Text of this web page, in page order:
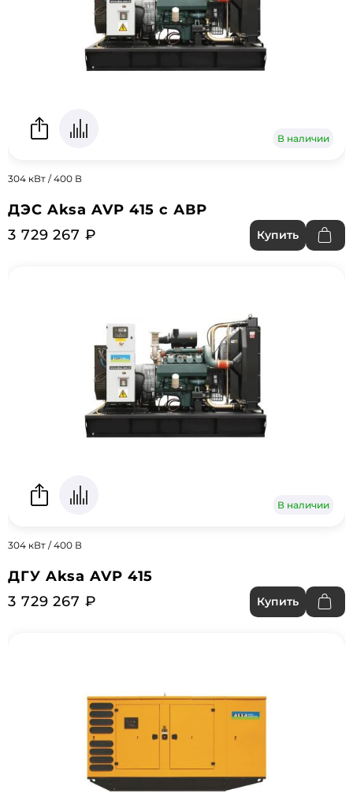
В наличии
304 кВт / 400 В
ДЭС Aksa AVP 415 с АВР
3 729 267 ₽
Купить
В наличии
304 кВт / 400 В
ДГУ Aksa AVP 415
3 729 267 ₽
Купить